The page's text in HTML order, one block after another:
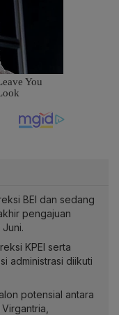
BEI dan sedang
pengajuan
KPEI serta
administrasi diikuti
potensial antara